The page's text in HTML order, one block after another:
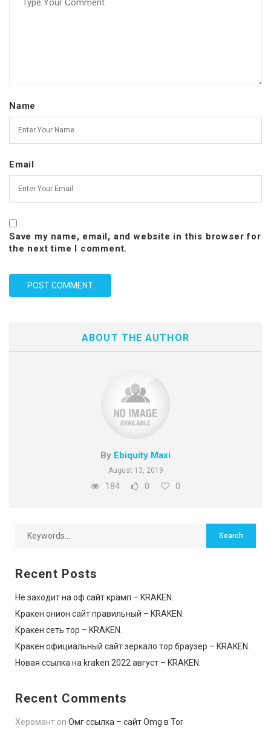
Name
Email
Save my name, email, and website in this browser for
the next time I comment.
ABOUT THE AUTHOR
By Ebiquity Maxi
August 13, 2019
184 0 0
Recent Posts
Не заходит на оф сайт крамп – KRAKEN.
Кракен онион сайт правильный – KRAKEN.
Кракен сеть тор – KRAKEN.
Кракен официальный сайт зеркало тор браузер – KRAKEN.
Новая ссылка на kraken 2022 август – KRAKEN.
Recent Comments
Херомант on Омг ссылка – сайт Omg в Tor